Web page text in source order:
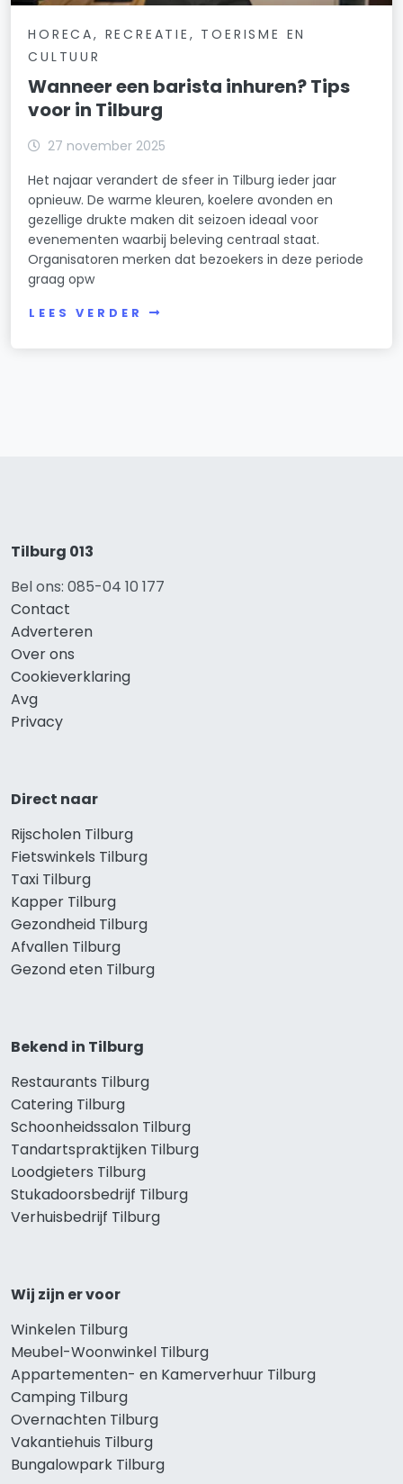
HORECA, RECREATIE, TOERISME EN
CULTUUR
Wanneer een barista inhuren? Tips
voor in Tilburg
27 november 2025
Het najaar verandert de sfeer in Tilburg ieder jaar
opnieuw. De warme kleuren, koelere avonden en
gezellige drukte maken dit seizoen ideaal voor
evenementen waarbij beleving centraal staat.
Organisatoren merken dat bezoekers in deze periode
graag opw
LEES VERDER
Tilburg 013
Bel ons: 085-04 10 177
Contact
Adverteren
Over ons
Cookieverklaring
Avg
Privacy
Direct naar
Rijscholen Tilburg
Fietswinkels Tilburg
Taxi Tilburg
Kapper Tilburg
Gezondheid Tilburg
Afvallen Tilburg
Gezond eten Tilburg
Bekend in Tilburg
Restaurants Tilburg
Catering Tilburg
Schoonheidssalon Tilburg
Tandartspraktijken Tilburg
Loodgieters Tilburg
Stukadoorsbedrijf Tilburg
Verhuisbedrijf Tilburg
Wij zijn er voor
Winkelen Tilburg
Meubel-Woonwinkel Tilburg
Appartementen- en Kamerverhuur Tilburg
Camping Tilburg
Overnachten Tilburg
Vakantiehuis Tilburg
Bungalowpark Tilburg